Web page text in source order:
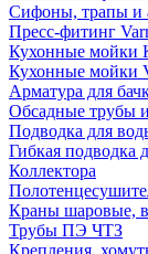
Сифоны, трапы и
Пресс-фитинг
Кухонные мойки
Кухонные мойки
Арматура для
Обсадные трубы
Подводка для
Гибкая подводка
Коллектора
Краны шаровые,
Трубы ПЭ ЧТЗ
Крепления,